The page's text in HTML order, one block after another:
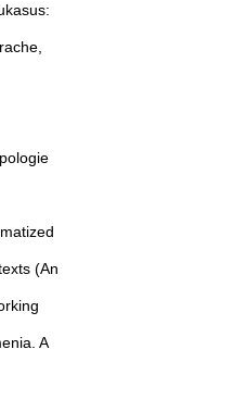
(An
A